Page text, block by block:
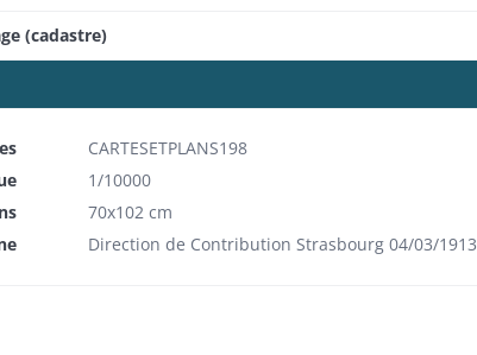
(cadastre)
CARTESETPLANS198
1/10000
70x102 cm
Direction de Contribution Strasbourg 04/03/1913